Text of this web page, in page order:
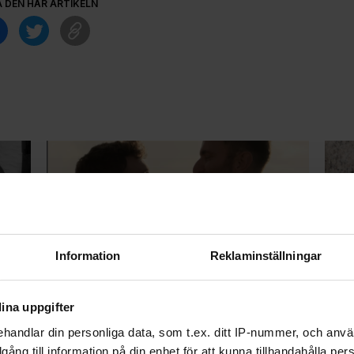
Information Reklaminställningar
uppgifter
din personliga data, som t.ex. ditt IP-nummer, och
till information på din enhet för att kunna tillhandahålla
DEN HÄR ARTIKELN
Gus Kenworthy förlovad –
överraskade Andrew Rigby med
frieri på Mallorca